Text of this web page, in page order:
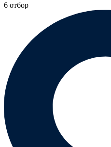
6 отбор